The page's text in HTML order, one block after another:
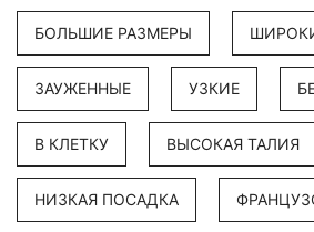
БОЛЬШИЕ РАЗМЕРЫ
ЗАУЖЕННЫЕ УЗКИЕ
В КЛЕТКУ ВЫСОКАЯ ТАЛИЯ
НИЗКАЯ ПОСАДКА